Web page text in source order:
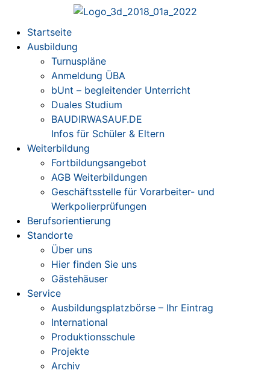
Startseite
Ausbildung
Turnuspläne
Anmeldung ÜBA
bUnt – begleitender Unterricht
Duales Studium
BAUDIRWASAUF.DE
Infos für Schüler & Eltern
Weiterbildung
Fortbildungsangebot
AGB Weiterbildungen
Geschäftsstelle für Vorarbeiter- und
Werkpolierprüfungen
Berufsorientierung
Standorte
Über uns
Hier finden Sie uns
Gästehäuser
Service
Ausbildungsplatzbörse – Ihr Eintrag
International
Produktionsschule
Projekte
Archiv